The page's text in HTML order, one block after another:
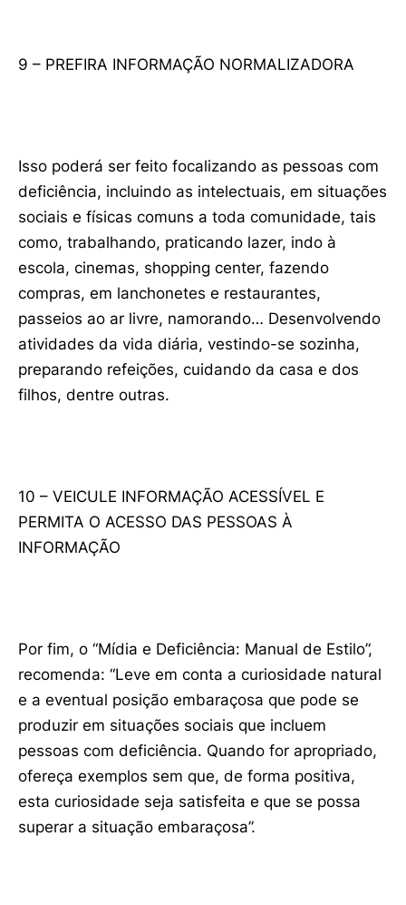
9 – PREFIRA INFORMAÇÃO NORMALIZADORA
Isso poderá ser feito focalizando as pessoas com
deficiência, incluindo as intelectuais, em situações
sociais e físicas comuns a toda comunidade, tais
como, trabalhando, praticando lazer, indo à
escola, cinemas, shopping center, fazendo
compras, em lanchonetes e restaurantes,
passeios ao ar livre, namorando… Desenvolvendo
atividades da vida diária, vestindo-se sozinha,
preparando refeições, cuidando da casa e dos
filhos, dentre outras.
10 – VEICULE INFORMAÇÃO ACESSÍVEL E
PERMITA O ACESSO DAS PESSOAS À
INFORMAÇÃO
Por fim, o “Mídia e Deficiência: Manual de Estilo”,
recomenda: “Leve em conta a curiosidade natural
e a eventual posição embaraçosa que pode se
produzir em situações sociais que incluem
pessoas com deficiência. Quando for apropriado,
ofereça exemplos sem que, de forma positiva,
esta curiosidade seja satisfeita e que se possa
superar a situação embaraçosa”.